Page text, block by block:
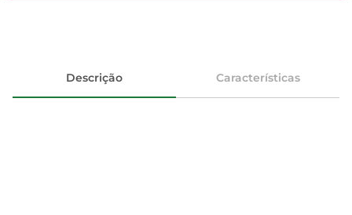
Descrição Características